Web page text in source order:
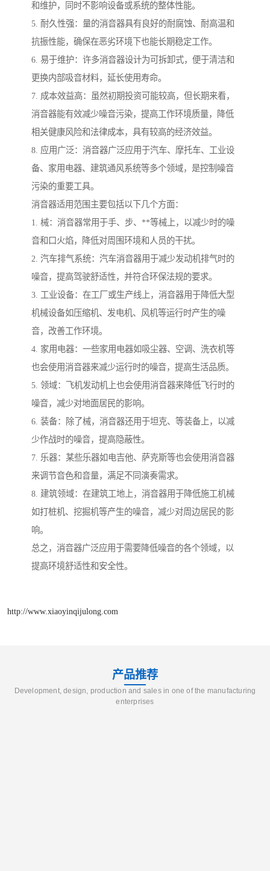
和维护，同时不影响设备或系统的整体性能。
5. 耐久性强：量的消音器具有良好的耐腐蚀、耐高温和
抗振性能，确保在恶劣环境下也能长期稳定工作。
6. 易于维护：许多消音器设计为可拆卸式，便于清洁和
更换内部吸音材料，延长使用寿命。
7. 成本效益高：虽然初期投资可能较高，但长期来看，
消音器能有效减少噪音污染，提高工作环境质量，降低
相关健康风险和法律成本，具有较高的经济效益。
8. 应用广泛：消音器广泛应用于汽车、摩托车、工业设
备、家用电器、建筑通风系统等多个领域，是控制噪音
污染的重要工具。
消音器适用范围主要包括以下几个方面：
1. 械：消音器常用于手、步、**等械上，以减少时的噪
音和口火焰，降低对周围环境和人员的干扰。
2. 汽车排气系统：汽车消音器用于减少发动机排气时的
噪音，提高驾驶舒适性，并符合环保法规的要求。
3. 工业设备：在工厂或生产线上，消音器用于降低大型
机械设备如压缩机、发电机、风机等运行时产生的噪
音，改善工作环境。
4. 家用电器：一些家用电器如吸尘器、空调、洗衣机等
也会使用消音器来减少运行时的噪音，提高生活品质。
5. 领域：飞机发动机上也会使用消音器来降低飞行时的
噪音，减少对地面居民的影响。
6. 装备：除了械，消音器还用于坦克、等装备上，以减
少作战时的噪音，提高隐蔽性。
7. 乐器：某些乐器如电吉他、萨克斯等也会使用消音器
来调节音色和音量，满足不同演奏需求。
8. 建筑领域：在建筑工地上，消音器用于降低施工机械
如打桩机、挖掘机等产生的噪音，减少对周边居民的影
响。
总之，消音器广泛应用于需要降低噪音的各个领域，以
提高环境舒适性和安全性。
http://www.xiaoyinqijulong.com
产品推荐
Development, design, production and sales in one of the manufacturing
enterprises